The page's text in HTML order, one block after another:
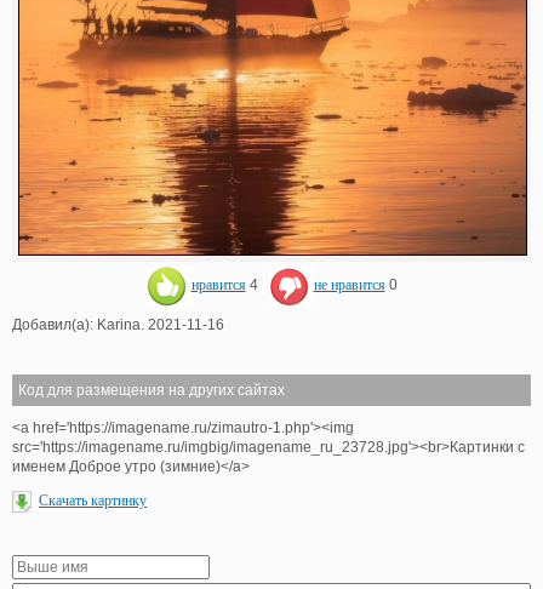
нравится 4 не нравится 0
Добавил(а): Karina. 2021-11-16
Код для размещения на других сайтах
<a href='https://imagename.ru/zimautro-1.php'><img
src='https://imagename.ru/imgbig/imagename_ru_23728.jpg'><br>Картинки с
именем Доброе утро (зимние)</a>
Скачать картинку